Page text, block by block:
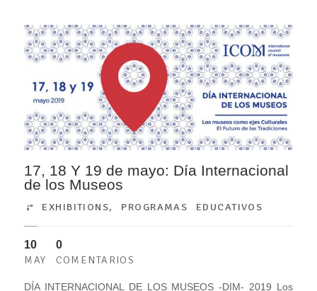
17, 18 Y 19 de mayo: Día Internacional
de los Museos
EXHIBITIONS, PROGRAMAS EDUCATIVOS
10
MAY
0
COMENTARIOS
DÍA INTERNACIONAL DE LOS MUSEOS -DIM- 2019 Los